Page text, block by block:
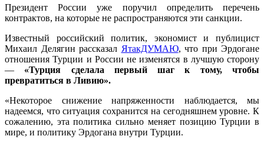
Президент России уже поручил определить перечень
контрактов, на которые не распространяются эти санкции.
Известный российский политик, экономист и публицист
Михаил Делягин рассказал ЯтакДУМАЮ, что при Эрдогане
отношения Турции и России не изменятся в лучшую сторону
— «Турция сделала первый шаг к тому, чтобы
превратиться в Ливию».
«Некоторое снижение напряженности наблюдается, мы
надеемся, что ситуация сохранится на сегодняшнем уровне. К
сожалению, эта политика сильно меняет позицию Турции в
мире, и политику Эрдогана внутри Турции.